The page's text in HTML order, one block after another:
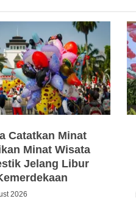
Catatkan Minat
Minat Wisata
Jelang Libur
2026